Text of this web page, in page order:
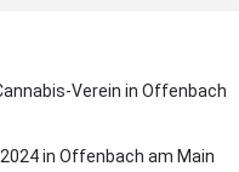
Verein in Offenbach
in Offenbach am Main